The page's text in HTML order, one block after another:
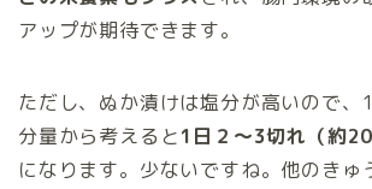
アップが期待できます。
ただし、ぬか漬けは塩分が高いので、
分量から考えると1日２～3切れ（約
になります。少ないですね。他のきゅ